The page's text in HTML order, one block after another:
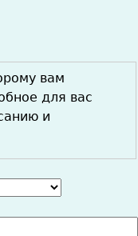
вам
для вас
и